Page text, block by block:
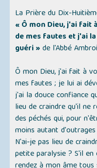
La Prière du Dix-
« Ô mon Dieu, j'ai fait
de mes fautes et j'ai
guéri »de l'Abbé
Ô mon Dieu, j'ai fait à
mes fautes ; je lui ai
j'ai la douce confiance
lieu de craindre qu'il ne
des péchés qui, pour
moins autant
N'ai-je pas lieu de
petite paralysie ? S'il en